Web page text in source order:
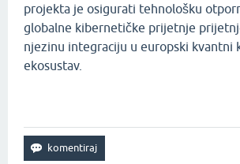
projekta je osigurati tehnološku
globalne kibernetičke prijetnje
njezinu integraciju u europski kvantni
ekosustav.